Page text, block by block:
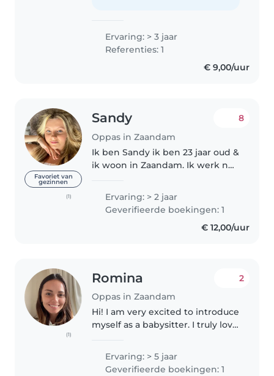
Ervaring: > 3 jaar
Referenties: 1
€ 9,00/uur
Favoriet van
gezinnen
(1)
Sandy
Oppas in Zaandam
8
Ik ben Sandy ik ben 23 jaar oud &
ik woon in Zaandam. Ik werk nu
neefje van 3 Jaar & mijn nichtje
van 1,5 jaar...
Ervaring: > 2 jaar
Geverifieerde boekingen: 1
€ 12,00/uur
(1)
Romina
Oppas in Zaandam
2
Hi! I am very excited to introduce
myself as a babysitter. I truly love
and caring for them. I had the
experience of living with my
Ervaring: > 5 jaar
Geverifieerde boekingen: 1